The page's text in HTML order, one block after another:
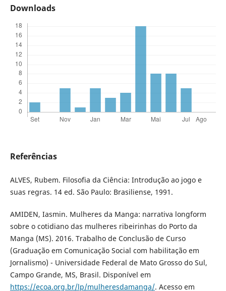
Downloads
Referências
ALVES, Rubem. Filosofia da Ciência: Introdução ao jogo e
suas regras. 14 ed. São Paulo: Brasiliense, 1991.
AMIDEN, Iasmin. Mulheres da Manga: narrativa longform
sobre o cotidiano das mulheres ribeirinhas do Porto da
Manga (MS). 2016. Trabalho de Conclusão de Curso
(Graduação em Comunicação Social com habilitação em
Jornalismo) - Universidade Federal de Mato Grosso do Sul,
Campo Grande, MS, Brasil. Disponível em
https://ecoa.org.br/lp/mulheresdamanga/. Acesso em